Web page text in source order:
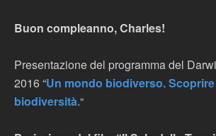
Buon compleanno, Charles!
Presentazione del programma del
2016 “Un mondo biodiverso.
biodiversità.“